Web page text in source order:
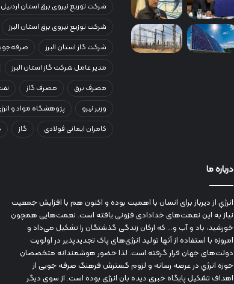
شرکت توزیع نیروی برق استان اردبیل
شرکت توزیع نیروی برق استان البرز
شرکت گاز استان البرز
مدیر عامل شرکت گاز استان البرز
مصرف برق
مصرف گاز
وزیر نیرو
پژوهشگاه مواد و
کامران ایمانی فولادی
گاز
درباره ما
انرژي‌ از دیرباز برای انسان با اهمیت بوده و اکنون هم با افزایش جمعیت
نیاز به این نعمت‌های خدادادی فزونی یافته است. نعمت‌هایی همچون
خورشید، باد و آب و... که ارکان زندگی گذشتگان را تشکیل می‌داد و
امروزه با استفاده از آنها تولید انرژی‌های پاک تجدیدپذیر در اولویت
دولت‌های جهان قرار گرفته است. لذا حضور هوشمندانه متخصصان
حوزه انرژي در عرصه رسانه و لزوم گسترش فرهنگ صرفه جویی از
اهداف تشکیل پایگاه خبری دیده بان انرژی بوده است. از سوی دیگر